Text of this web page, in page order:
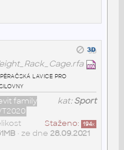
lavice pro
kat:Sport
family
Staženo: 194x
• ze dne 28.09.2021